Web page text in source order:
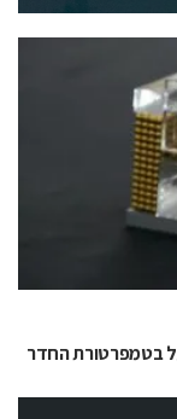
בטמפרטורת החדר